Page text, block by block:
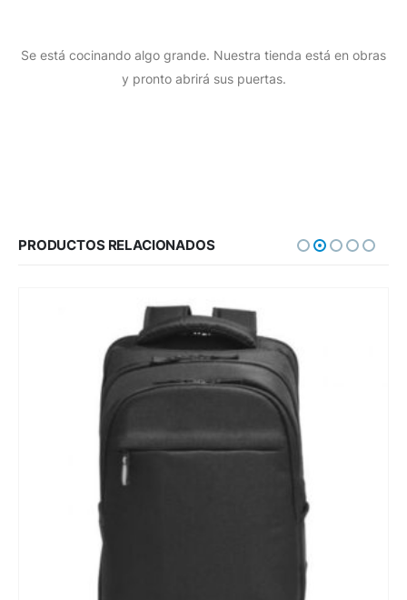
Se está cocinando algo grande. Nuestra tienda está en obras
y pronto abrirá sus puertas.
PRODUCTOS RELACIONADOS